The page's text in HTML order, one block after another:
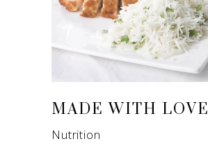
MADE WITH LOVE
Nutrition